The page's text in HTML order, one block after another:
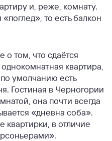
и, реже, комнату.
то есть балкон
о том, что сдаётся
квартира,
умолчанию есть
Гостиная в Черногории
она почти всегда
«дневна соба».
в отличие